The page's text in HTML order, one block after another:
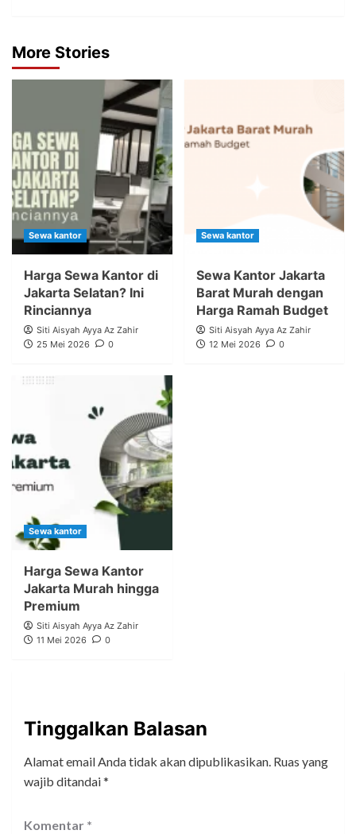
More Stories
Sewa kantor
Harga Sewa Kantor di
Jakarta Selatan? Ini
Rinciannya
Siti Aisyah Ayya Az Zahir
25 Mei 2026
0
Sewa kantor
Sewa Kantor Jakarta
Barat Murah dengan
Harga Ramah Budget
Siti Aisyah Ayya Az Zahir
12 Mei 2026
0
Sewa kantor
Harga Sewa Kantor
Jakarta Murah hingga
Premium
Siti Aisyah Ayya Az Zahir
11 Mei 2026
0
Tinggalkan Balasan
Alamat email Anda tidak akan dipublikasikan. Ruas yang
wajib ditandai*
Komentar *